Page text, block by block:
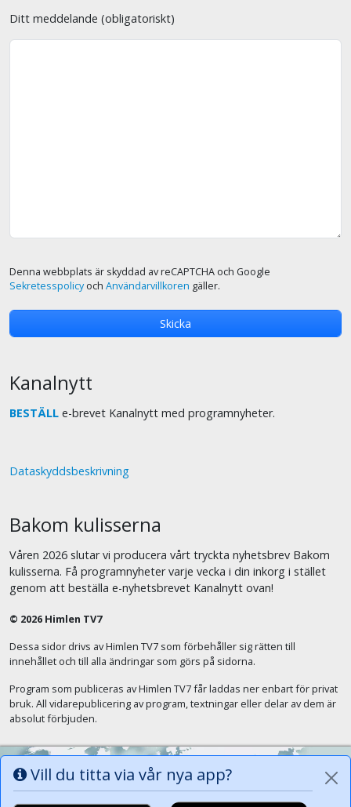
Ditt meddelande (obligatoriskt)
Denna webbplats är skyddad av reCAPTCHA och Google
Sekretesspolicyoch Användarvillkoren gäller.
Kanalnytt
BESTÄLL e-brevet Kanalnytt med programnyheter.
Dataskyddsbeskrivning
Bakom kulisserna
Våren 2026 slutar vi producera vårt tryckta nyhetsbrev Bakom
kulisserna. Få programnyheter varje vecka i din inkorg i stället
genom att beställa e-nyhetsbrevet Kanalnytt ovan!
Vill du titta via vår nya app?
© 2026 Himlen TV7
Dessa sidor drivs av Himlen TV7 som förbehåller sig rätten till
innehållet och till alla ändringar som görs på sidorna.
Program som publiceras av Himlen TV7 får laddas ner enbart för privat
bruk. All vidarepublicering av program, textningar eller delar av dem är
absolut förbjuden.
Alla tungor ska bekänna att Jesus Kristus